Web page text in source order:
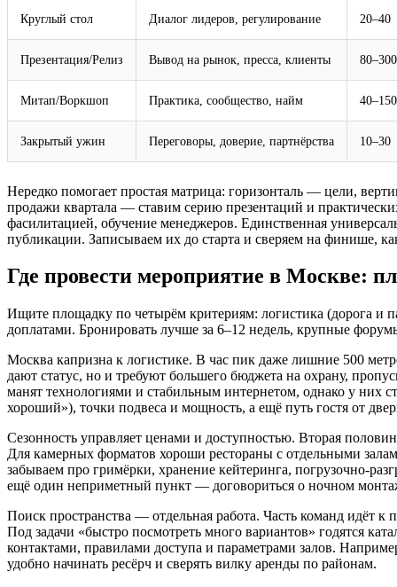
Круглый стол Диалог лидеров, регулирование 20–40
Презентация/Релиз Вывод на рынок, пресса, клиенты 80–300
Митап/Воркшоп Практика, сообщество, найм 40–150
Закрытый ужин Переговоры, доверие, партнёрства 10–30
Нередко помогает простая матрица: горизонталь — цели,
продажи квартала — ставим серию презентаций и
фасилитацией, обучение менеджеров. Единственная
публикации. Записываем их до старта и сверяем на финише,
Где провести мероприятие в Москве:
Ищите площадку по четырём критериям: логистика (дорога и
доплатами. Бронировать лучше за 6–12 недель, крупные
Москва капризна к логистике. В час пик даже лишние 500
дают статус, но и требуют большего бюджета на охрану,
манят технологиями и стабильным интернетом, однако у них
хороший»), точки подвеса и мощность, а ещё путь гостя от
Сезонность управляет ценами и доступностью. Вторая
Для камерных форматов хороши рестораны с отдельными
забываем про гримёрки, хранение кейтеринга,
ещё один неприметный пункт — договориться о ночном
Поиск пространства — отдельная работа. Часть команд идёт
Под задачи «быстро посмотреть много вариантов» годятся
контактами, правилами доступа и параметрами залов.
удобно начинать ресёрч и сверять вилку аренды по районам.